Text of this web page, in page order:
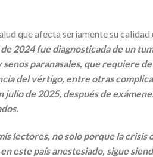
que afecta seriamente su calidad
2024 fue diagnosticada de un
paranasales, que requiere
del vértigo, entre otras
julio de 2025, después de
lectores, no solo porque la crisis
este país anestesiado, sigue